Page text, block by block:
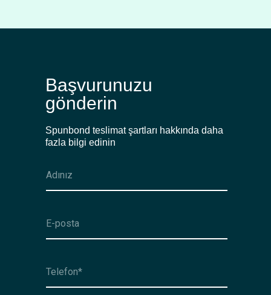
Spunbond teslimat şartları hakkında daha
fazla bilgi edinin
Başvurunuzu
gönderin